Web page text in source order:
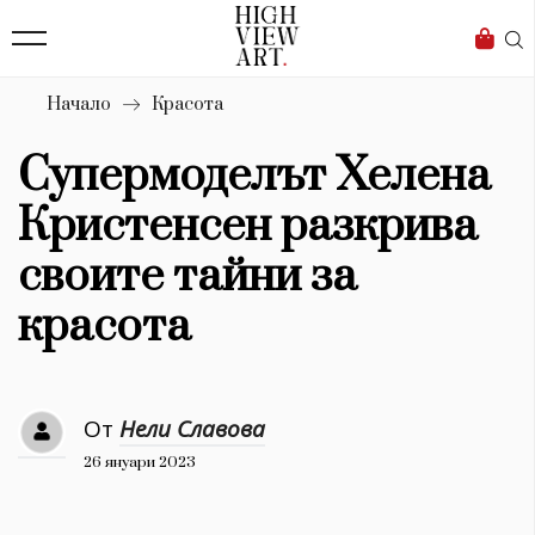
Бизнес
Мода
Dialogue
Изкуство
4340
Красота
777
Дизайн
1272
Начало Красота
Супермоделът Хелена
Кристенсен разкрива
своите тайни за
красота
От Нели Славова
26 януари 2023